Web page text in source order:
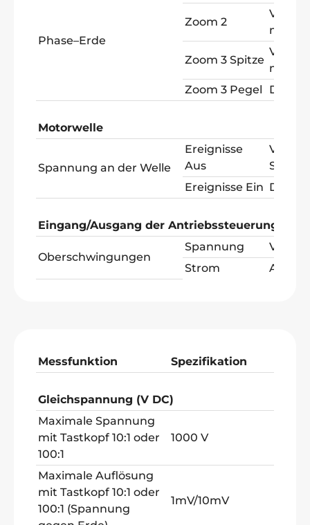
Phase–Erde
Zoom 2
V
max
Zoom 3 Spitze
V
max
Zoom 3 Pegel
Delta V
Motorwelle
Spannung an der Welle
Ereignisse
Aus
V
Spitze
Ereignisse Ein Delta V
Eingang/Ausgang der Antriebssteuerung und
Oberschwingungen
Spannung
V AC
Strom
A AC
Messfunktion Spezifikation
Gleichspannung (V DC)
Maximale Spannung
mit Tastkopf 10:1 oder
100:1
1000 V
Maximale Auflösung
mit Tastkopf 10:1 oder
100:1 (Spannung
1mV/10mV